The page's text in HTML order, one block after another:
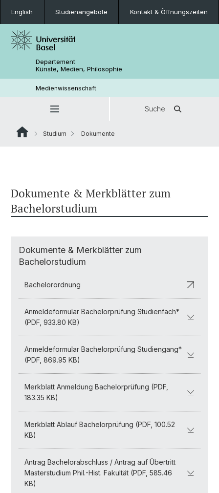
English Studienangebote Kontakt & Öffnungszeiten
Departement
Künste, Medien, Philosophie
Medienwissenschaft
Suche
Studium Dokumente
Dokumente & Merkblätter zum
Bachelorstudium
Dokumente & Merkblätter zum
Bachelorstudium
Bachelorordnung
Anmeldeformular Bachelorprüfung Studienfach*
(PDF, 933.80 KB)
Anmeldeformular Bachelorprüfung Studiengang*
(PDF, 869.95 KB)
Merkblatt Anmeldung Bachelorprüfung (PDF,
183.35 KB)
Merkblatt Ablauf Bachelorprüfung (PDF, 100.52
KB)
Antrag Bachelorabschluss / Antrag auf Übertritt
Masterstudium Phil.-Hist. Fakultät (PDF, 585.46
KB)